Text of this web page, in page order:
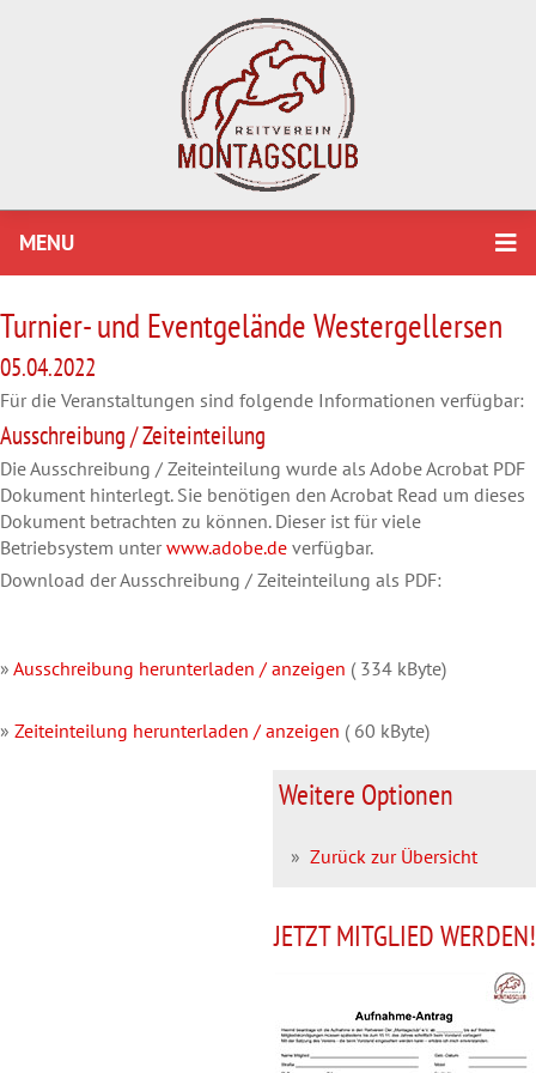
MENU
Turnier- und Eventgelände Westergellersen
05.04.2022
Für die Veranstaltungen sind folgende Informationen verfügbar:
Ausschreibung / Zeiteinteilung
Die Ausschreibung / Zeiteinteilung wurde als Adobe Acrobat PDF
Dokument hinterlegt. Sie benötigen den Acrobat Read um dieses
Dokument betrachten zu können. Dieser ist für viele
Betriebsystem unter www.adobe.de verfügbar.
Download der Ausschreibung / Zeiteinteilung als PDF:
» Ausschreibung herunterladen / anzeigen ( 334 kByte)
» Zeiteinteilung herunterladen / anzeigen ( 60 kByte)
Weitere Optionen
» Zurück zur Übersicht
JETZT MITGLIED WERDEN!